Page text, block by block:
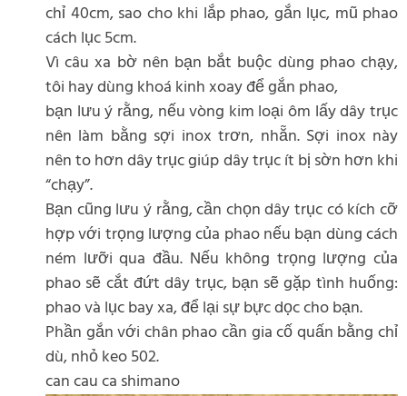
chỉ 40cm, sao cho khi lắp phao, gắn lục, mũ phao
cách lục 5cm.
Vì câu xa bờ nên bạn bắt buộc dùng phao chạy,
tôi hay dùng khoá kinh xoay để gắn phao,
bạn lưu ý rằng, nếu vòng kim loại ôm lấy dây trục
nên làm bằng sợi inox trơn, nhẵn. Sợi inox này
nên to hơn dây trục giúp dây trục ít bị sờn hơn khi
“chạy”.
Bạn cũng lưu ý rằng, cần chọn dây trục có kích cỡ
hợp với trọng lượng của phao nếu bạn dùng cách
ném lưỡi qua đầu. Nếu không trọng lượng của
phao sẽ cắt đứt dây trục, bạn sẽ gặp tình huống:
phao và lục bay xa, để lại sự bực dọc cho bạn.
Phần gắn với chân phao cần gia cố quấn bằng chỉ
dù, nhỏ keo 502.
can cau ca shimano